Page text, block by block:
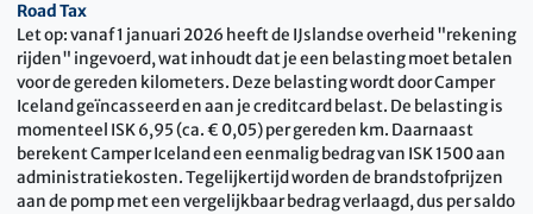
Road Tax
Let op: vanaf 1 januari 2026 heeft de IJslandse overheid "rekening
rijden" ingevoerd, wat inhoudt dat je een belasting moet betalen
voor de gereden kilometers. Deze belasting wordt door Camper
Iceland geïncasseerd en aan je creditcard belast. De belasting is
momenteel ISK 6,95 (ca. € 0,05) per gereden km. Daarnaast
berekent Camper Iceland een eenmalig bedrag van ISK 1500 aan
administratiekosten. Tegelijkertijd worden de brandstofprijzen
aan de pomp met een vergelijkbaar bedrag verlaagd, dus per saldo